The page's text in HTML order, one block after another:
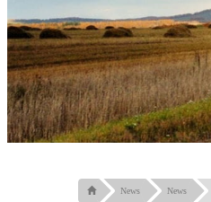
News News